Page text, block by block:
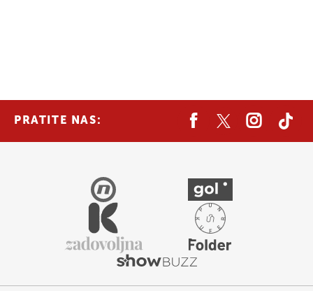
PRATITE NAS: